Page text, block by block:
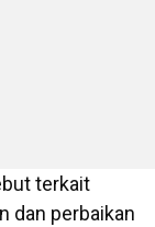
terkait
dan perbaikan